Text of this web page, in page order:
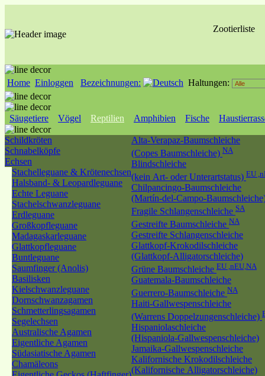
Zootierliste
Home Einloggen Bezeichnungen: Haltungen:
Säugetiere Vögel Reptilien Amphibien Fische
Schildkröten
Schnabelköpfe
Echsen
Stachelleguane & Krötenechsen
Halsband- & Leopardleguane
Echte Leguane
Stachelschwanzleguane
Erdleguane
Großkopfleguane
Madagaskarleguane
Glattkopfleguane
Buntleguane
Saumfinger (Anolis)
Basilisken
Kielschwanzleguane
Dornschwanzagamen
Schmetterlingsagamen
Segelechsen
Australische Agamen
Eigentliche Agamen
Südasiatische Agamen
Chamäleons
Alta-Verapaz-Baumschleiche
(Copes Baumschleiche) NA
Blindschleiche
(kein Art- oder Unterartstatus) EU
Chilpancingo-Baumschleiche
(Martín-del-Campo-
Fragile Schlangenschleiche SA
Gestreifte Baumschleiche NA
Gestreifte Schlangenschleiche
Glattkopf-Krokodilschleiche
(Glattkopf-Alligatorschleiche)
Grüne Baumschleiche EU ,nEU,NA
Guatemala-Baumschleiche
Guerrero-Baumschleiche NA
Haiti-Gallwespenschleiche
(Warrens Doppelzungenschleiche)
Hispaniolaschleiche
(Hispaniola-Gallwespenschleiche)
Jamaika-Gallwespenschleiche
Kalifornische Krokodilschleiche
(Kalifornische Alligatorschleiche)